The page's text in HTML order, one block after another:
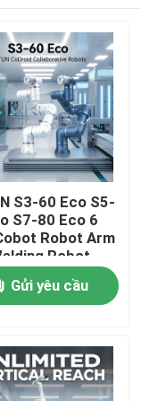
S3-60 Eco S5-
S7-80 Eco 6
Robot Arm
Robot
CNGBS
hàn
Gửi yêu cầu